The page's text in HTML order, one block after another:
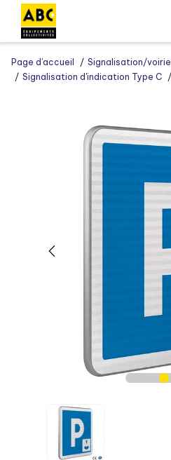
Page d’accueil Signalisation/voirie
Signalisation d'indication Type C
Panneau de gestion des cookies